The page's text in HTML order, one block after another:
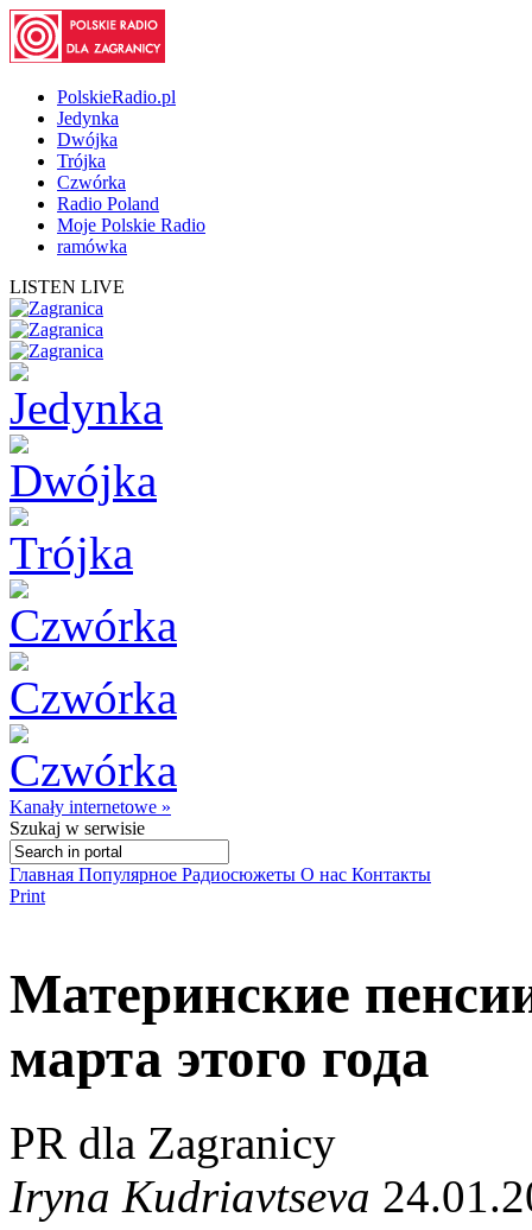
PolskieRadio.pl
Jedynka
Dwójka
Trójka
Czwórka
Radio Poland
Moje Polskie Radio
ramówka
LISTEN LIVE
Kanały internetowe »
Szukaj w serwisie
Главная Популярное Радиосюжеты О нас Контакты
Print
Материнские
марта этого года
PR dla Zagranicy
Iryna Kudriavtseva